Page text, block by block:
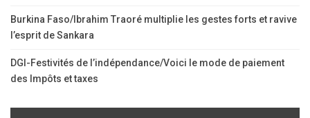
Burkina Faso/Ibrahim Traoré multiplie les gestes forts et ravive
l’esprit de Sankara
DGI-Festivités de l’indépendance/Voici le mode de paiement
des Impôts et taxes